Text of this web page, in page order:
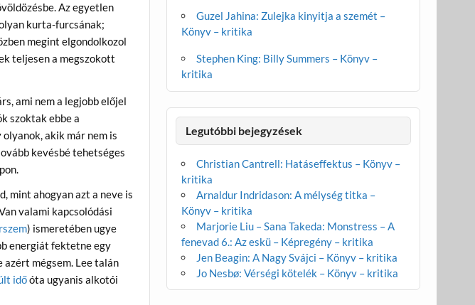
Az egyetlen
kurta-furcsának;
megint elgondolkozol
teljesen a megszokott
ami nem a legjobb előjel
szoktak ebbe a
akik már nem is
kevésbé tehetséges
mint ahogyan azt a neve is
valami kapcsolódási
) ismeretében ugye
energiát fektetne egy
mégsem. Lee talán
időóta ugyanis alkotói
Guzel Jahina: Zulejka kinyitja a szemét –
Könyv – kritika
Stephen King: Billy Summers – Könyv –
kritika
Legutóbbi bejegyzések
Christian Cantrell: Hatáseffektus – Könyv –
kritika
Arnaldur Indridason: A mélység titka –
Könyv – kritika
Marjorie Liu – Sana Takeda: Monstress – A
fenevad 6.: Az eskü – Képregény – kritika
Jen Beagin: A Nagy Svájci – Könyv – kritika
Jo Nesbø: Vérségi kötelék – Könyv – kritika